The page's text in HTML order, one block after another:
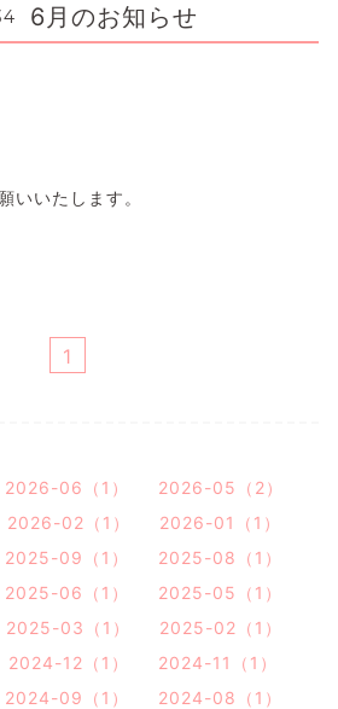
6月のお知らせ
いいたします。
1
2026-06（1）
2026-05（2）
2026-02（1）
2026-01（1）
2025-09（1）
2025-08（1）
2025-06（1）
2025-05（1）
2025-03（1）
2025-02（1）
2024-12（1）
2024-11（1）
2024-09（1）
2024-08（1）